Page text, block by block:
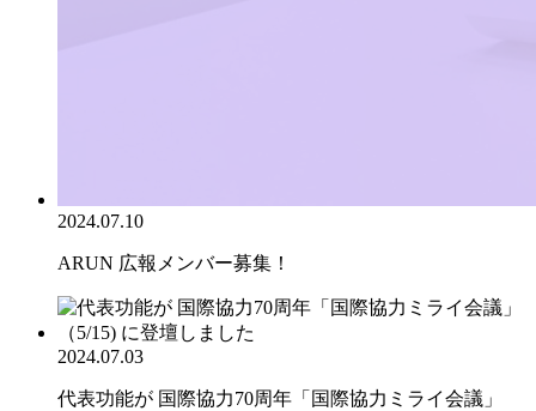
2024.07.10
ARUN 広報メンバー募集！
2024.07.03
代表功能が 国際協力70周年「国際協力ミライ会議」